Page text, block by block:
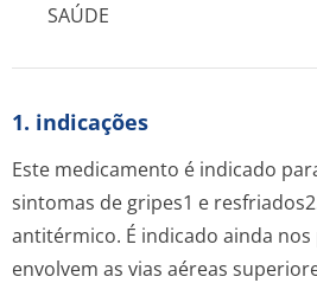
SAÚDE
1. indicações
Este medicamento é indicado
sintomas de gripes1 e
antitérmico. É indicado ainda
envolvem as vias aéreas